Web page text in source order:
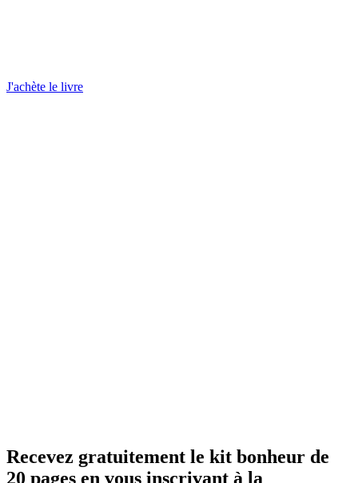
J'achète le livre
Recevez gratuitement le kit bonheur de
20 pages en vous inscrivant à la